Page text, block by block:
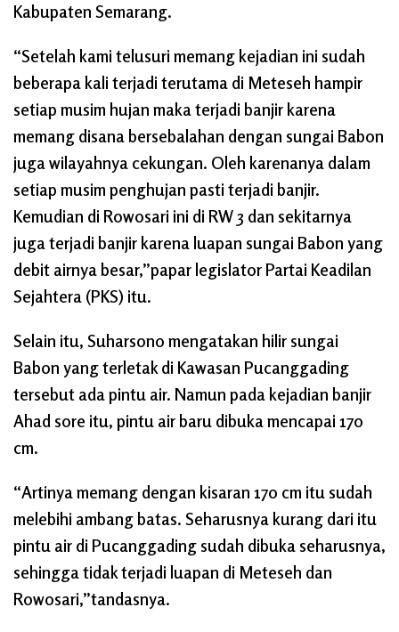
Kabupaten Semarang.
“Setelah kami telusuri memang kejadian ini sudah
beberapa kali terjadi terutama di Meteseh hampir
setiap musim hujan maka terjadi banjir karena
memang disana bersebalahan dengan sungai Babon
juga wilayahnya cekungan. Oleh karenanya dalam
setiap musim penghujan pasti terjadi banjir.
Kemudian di Rowosari ini di RW 3 dan sekitarnya
juga terjadi banjir karena luapan sungai Babon yang
debit airnya besar,”papar legislator Partai Keadilan
Sejahtera (PKS) itu.
Selain itu, Suharsono mengatakan hilir sungai
Babon yang terletak di Kawasan Pucanggading
tersebut ada pintu air. Namun pada kejadian banjir
Ahad sore itu, pintu air baru dibuka mencapai 170
cm.
“Artinya memang dengan kisaran 170 cm itu sudah
melebihi ambang batas. Seharusnya kurang dari itu
pintu air di Pucanggading sudah dibuka seharusnya,
sehingga tidak terjadi luapan di Meteseh dan
Rowosari,”tandasnya.